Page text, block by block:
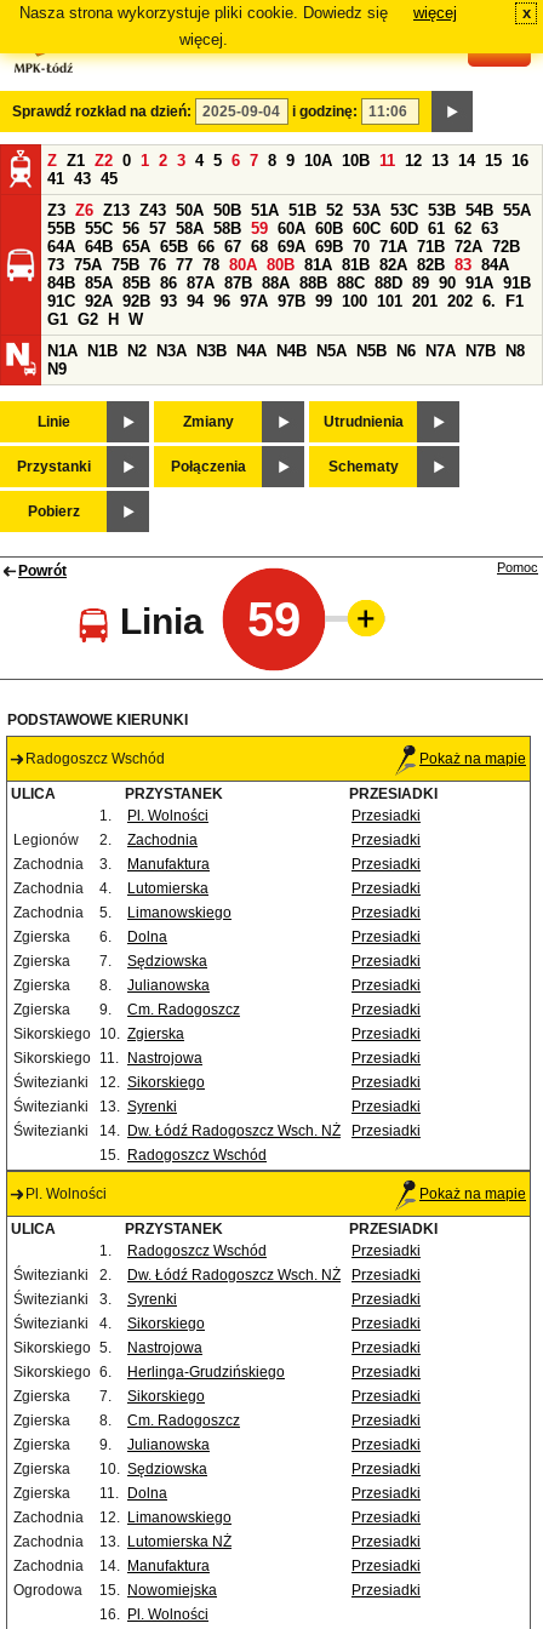
Nasza strona wykorzystuje pliki cookie. Dowiedz się
więcej.
więcej x
Sprawdź rozkład na dzień: i godzinę:
Z Z1 Z2 0 1 2 3 4 5 6 7 8 9 10A 10B 11 12 13 14 15 16
41 43 45
Z3 Z6 Z13 Z43 50A 50B 51A 51B 52 53A 53C 53B 54B 55A
55B 55C 56 57 58A 58B 59 60A 60B 60C 60D 61 62 63
64A 64B 65A 65B 66 67 68 69A 69B 70 71A 71B 72A 72B
73 75A 75B 76 77 78 80A 80B 81A 81B 82A 82B 83 84A
84B 85A 85B 86 87A 87B 88A 88B 88C 88D 89 90 91A 91B
91C 92A 92B 93 94 96 97A 97B 99 100 101 201 202 6.
F1
G1 G2 H
W
N1A
N1B N2 N3A N3B N4A N4B N5A N5B N6 N7A N7B
N8
N9
Linie Zmiany Utrudnienia
Przystanki Połączenia Schematy
Pobierz
Powrót
Linia 59
Pomoc
PODSTAWOWE KIERUNKI
Radogoszcz Wschód Pokaż na mapie
ULICA PRZYSTANEK
PRZESIADKI
1.
Pl. Wolności
Przesiadki
Legionów
2. Zachodnia
Przesiadki
Zachodnia
3. Manufaktura
Przesiadki
Zachodnia
4. Lutomierska
Przesiadki
Zachodnia
5. Limanowskiego
Przesiadki
Zgierska
6. Dolna
Przesiadki
Zgierska
7. Sędziowska
Przesiadki
Zgierska
8. Julianowska
Przesiadki
Zgierska
9. Cm. Radogoszcz
Przesiadki
Sikorskiego 10. Zgierska
Przesiadki
Sikorskiego 11. Nastrojowa
Przesiadki
Świtezianki
12. Sikorskiego
Przesiadki
Świtezianki
13. Syrenki
Przesiadki
Świtezianki
14. Dw. Łódź Radogoszcz Wsch. NŻ
Przesiadki
15. Radogoszcz Wschód
Pl. Wolności Pokaż na mapie
ULICA PRZYSTANEK
PRZESIADKI
1.
Radogoszcz Wschód
Przesiadki
Świtezianki
2. Dw. Łódź Radogoszcz Wsch. NŻ
Przesiadki
Świtezianki
3. Syrenki
Przesiadki
Świtezianki
4. Sikorskiego
Przesiadki
Sikorskiego 5. Nastrojowa
Przesiadki
Sikorskiego 6. Herlinga-Grudzińskiego
Przesiadki
Zgierska
7. Sikorskiego
Przesiadki
Zgierska
8. Cm. Radogoszcz
Przesiadki
Zgierska
9. Julianowska
Przesiadki
Zgierska
10. Sędziowska
Przesiadki
Zgierska
11. Dolna
Przesiadki
Zachodnia
12. Limanowskiego
Przesiadki
Zachodnia
13. Lutomierska NŻ
Przesiadki
Zachodnia
14. Manufaktura
Przesiadki
Ogrodowa
15. Nowomiejska
Przesiadki
16. Pl. Wolności